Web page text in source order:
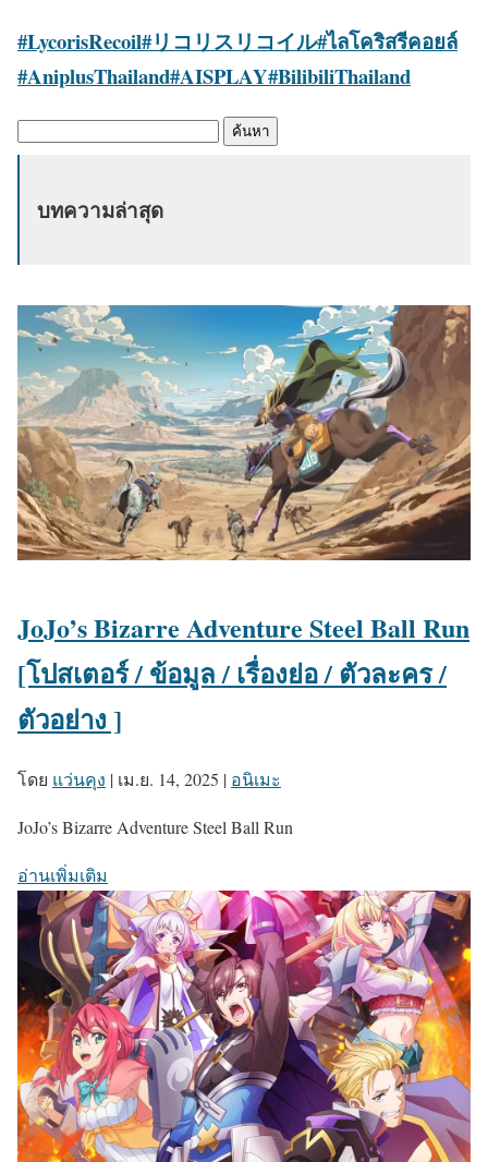
#LycorisRecoil#リコリスリコイル#ไลโคริสรีคอยล์
#AniplusThailand#AISPLAY#BilibiliThailand
ค้
น
บทความล่าสุด
JoJo’s Bizarre Adventure Steel Ball Run
[โปสเตอร์ / ข้อมูล / เรื่องย่อ / ตัวละคร /
ตัวอย่าง ]
โดย แว่นคุง | เม.ย. 14, 2025 | อนิเมะ
JoJo’s Bizarre Adventure Steel Ball Run
อ่านเพิ่มเติม